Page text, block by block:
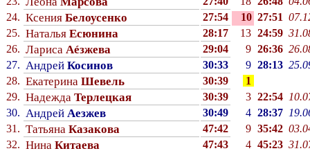
24. Ксения Белоусенко 27:54 10 27:51
25. Наталья Есюнина 28:17 13 24:59
26. Лариса Аéзжева 29:04 9 26:36
27. Андрей Косинов 30:33 9 28:13
28. Екатерина Шевель 30:39
1
29. Надежда Терлецкая 30:39 3 22:54
30. Андрей Аезжев 30:49 4 28:37
31. Татьяна Казакова 47:42 9 35:42
32. Нина Китаева 47:43 4 45:23